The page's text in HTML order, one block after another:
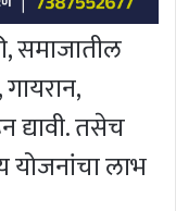
समाजातील
द्यावी. तसेच
योजनांचा लाभ